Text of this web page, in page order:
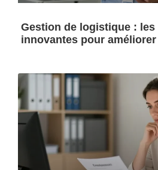
Gestion de logistique : les
innovantes pour